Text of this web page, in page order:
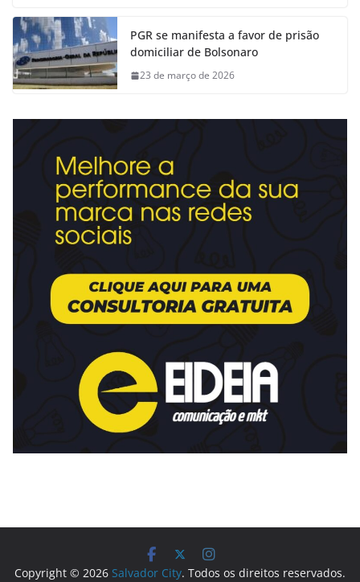
PGR se manifesta a favor de prisão
domiciliar de Bolsonaro
23 de março de 2026
Copyright © 2026 Salvador City. Todos os direitos reservados.